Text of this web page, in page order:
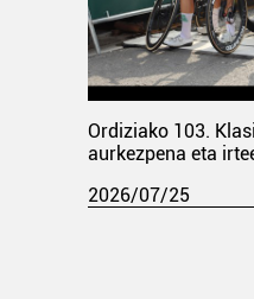
Ordiziako 103.
aurkezpena eta
2026/07/25